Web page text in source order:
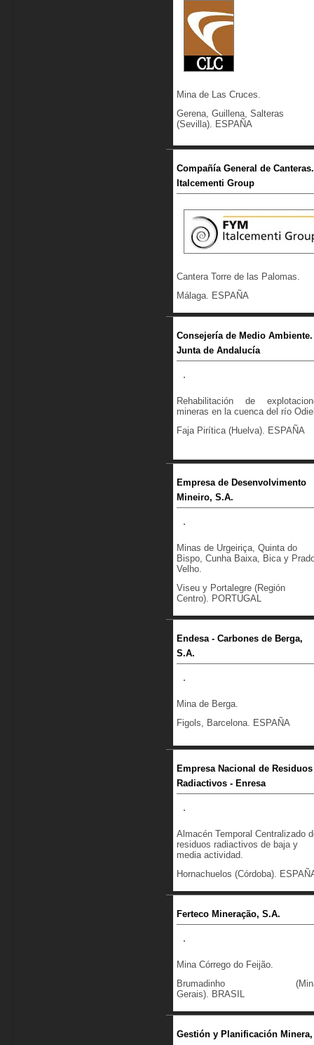
Mina de Las Cruces.
Gerena, Guillena, Salteras
(Sevilla). ESPAÑA
Compañía General de Canteras.
Italcementi Group
Cantera Torre de las Palomas.
Málaga. ESPAÑA
Consejería de Medio Ambiente.
Junta de Andalucía
Rehabilitación de
mineras en la cuenca del río
Faja Pirítica (Huelva). ESPAÑA
Empresa de Desenvolvimento
Mineiro, S.A.
Minas de Urgeiriça, Quinta do
Bispo, Cunha Baixa, Bica y
Velho.
Viseu y Portalegre (Región
Centro). PORTUGAL
Endesa - Carbones de Berga,
S.A.
Mina de Berga.
Figols, Barcelona. ESPAÑA
Empresa Nacional de Residuos
Radiactivos - Enresa
Almacén Temporal Centralizado
residuos radiactivos de baja y
media actividad.
Hornachuelos (Córdoba).
Ferteco Mineração, S.A.
Mina Córrego do Feijão.
Brumadinho
Gerais). BRASIL
Gestión y Planificación Minera,